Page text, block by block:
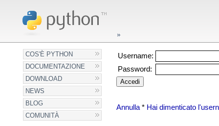
COS'È PYTHON
DOCUMENTAZIONE
DOWNLOAD
NEWS
BLOG
COMUNITÀ
Username:
Password:
Annulla* Hai dimenticato